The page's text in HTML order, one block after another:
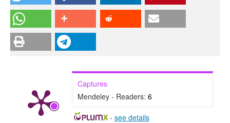
Captures
Mendeley - Readers: 6
- see details